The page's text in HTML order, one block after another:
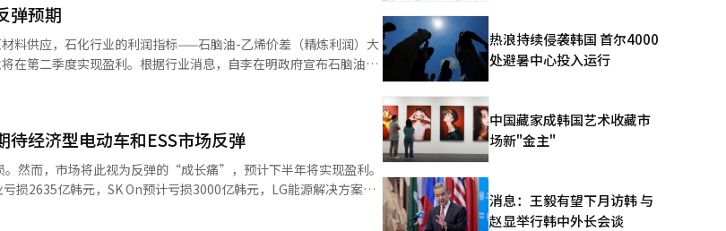
额约为369亿韩元，全年将达到1493亿韩元。H&B（健康与美容）
，HK Innoen 2026年全年
亿韩元，尽管销售增长不大，但盈利能力改善带来“质的增
）上，将公布临床三期数据，证明其优于现有PPI（质子泵抑制
韩元的特许权收入，并有长期增长潜力。” 欧洲市场的进
GLP-1新药也成为新的增长
期患者招募，预计2027年上半年确认结果，若进展顺利，2028年
重增长战略”。※ 本报道经人工智能（AI）系统翻译与编辑。
弹预期
料供应，石化行业的利润指标——石脑油-乙烯价差（精炼利润）大
在第二季度实现盈利。根据行业消息，自李在明政府宣布石脑油供
超过每吨1200美元的石脑油价格已降至每吨1100美元以下。国内
长金正宽与主要炼油、石化、航运企业召开了原油和石脑油供应应
而非单个企业或行业能够解决。由于中国和中东的供应过剩，国内
至少需超过250美元。目前，国内乙烯精炼利润为单次供应300美
元以下时，部分工厂曾考虑停产或关闭。随着政府支持和精炼利
取单次供应。预计独立石化企业的NCC开工率将升至70%，炼油-
经济型电动车和ESS市场反弹
然而，市场将此视为反弹的“成长痛”，预计下半年将实现盈利。
损2635亿韩元，SK On预计亏损3000亿韩元，LG能源解决方案已
存调整和原材料价格下跌是主要原因。若不考虑美国通胀削减法案
热浪持续侵袭韩国 首尔4000
处避暑中心投入运行
中国藏家成韩国艺术收藏市
场新"金主"
消息：王毅有望下月访韩 与
赵显举行韩中外长会谈